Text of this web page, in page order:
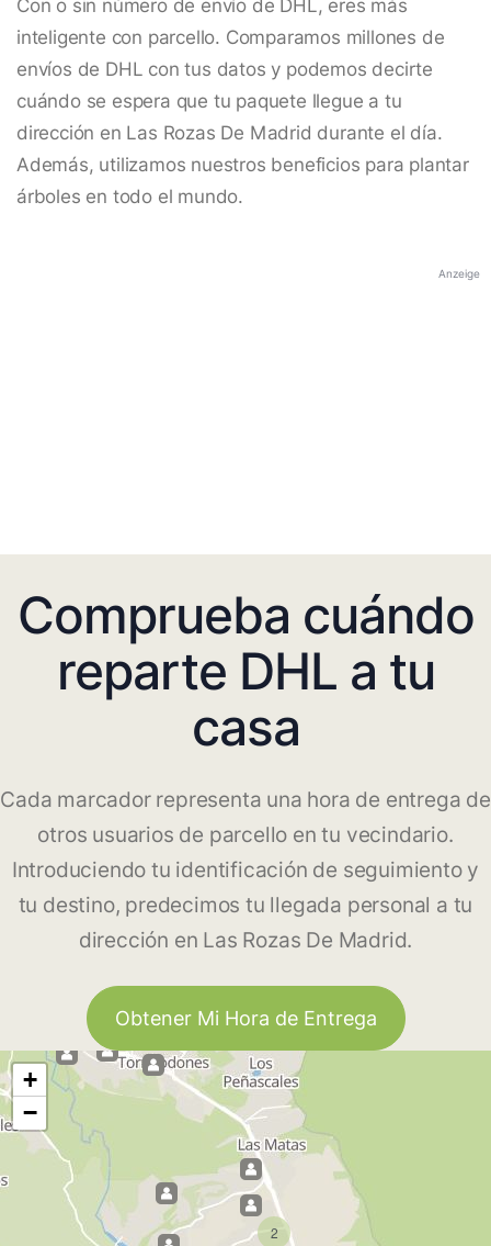
Con o sin número de envío de DHL, eres más
inteligente con parcello. Comparamos millones de
envíos de DHL con tus datos y podemos decirte
cuándo se espera que tu paquete llegue a tu
dirección en Las Rozas De Madrid durante el día.
Además, utilizamos nuestros beneficios para plantar
árboles en todo el mundo.
Anzeige
Comprueba cuándo
reparte DHL a tu
casa
Cada marcador representa una hora de entrega de
otros usuarios de parcello en tu vecindario.
Introduciendo tu identificación de seguimiento y
tu destino, predecimos tu llegada personal a tu
dirección en Las Rozas De Madrid.
Obtener Mi Hora de Entrega
2
+
−